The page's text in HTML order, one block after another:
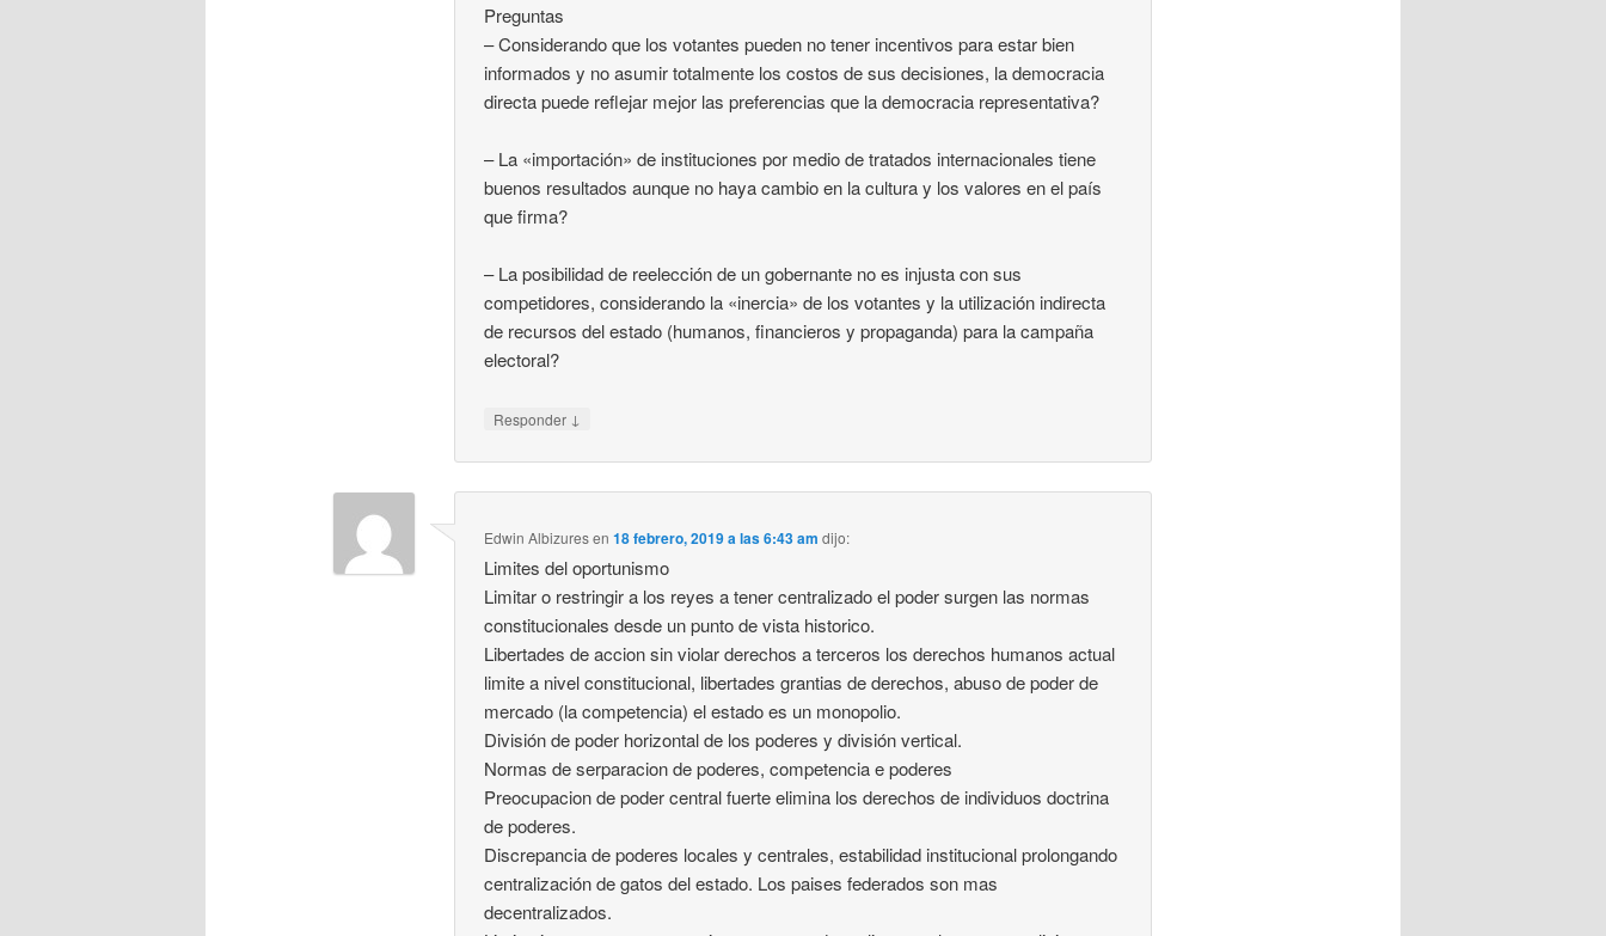
Preguntas
– Considerando que los votantes pueden no tener incentivos para estar bien
informados y no asumir totalmente los costos de sus decisiones, la democracia
directa puede reflejar mejor las preferencias que la democracia representativa?
– La «importación» de instituciones por medio de tratados internacionales tiene
buenos resultados aunque no haya cambio en la cultura y los valores en el país
que firma?
– La posibilidad de reelección de un gobernante no es injusta con sus
competidores, considerando la «inercia» de los votantes y la utilización indirecta
de recursos del estado (humanos, financieros y propaganda) para la campaña
electoral?
Responder ↓
Edwin Albizuresen18 febrero, 2019 a las 6:43 am dijo:
Limites del oportunismo
Limitar o restringir a los reyes a tener centralizado el poder surgen las normas
constitucionales desde un punto de vista historico.
Libertades de accion sin violar derechos a terceros los derechos humanos actual
limite a nivel constitucional, libertades grantias de derechos, abuso de poder de
mercado (la competencia) el estado es un monopolio.
División de poder horizontal de los poderes y división vertical.
Normas de serparacion de poderes, competencia e poderes
Preocupacion de poder central fuerte elimina los derechos de individuos doctrina
de poderes.
Discrepancia de poderes locales y centrales, estabilidad institucional prolongando
centralización de gatos del estado. Los paises federados son mas
decentralizados.